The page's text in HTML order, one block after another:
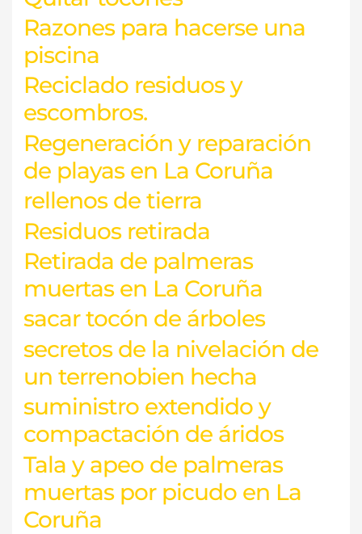
Razones para hacerse una
piscina
Reciclado residuos y
escombros.
Regeneración y reparación
de playas en La Coruña
rellenos de tierra
Residuos retirada
Retirada de palmeras
muertas en La Coruña
sacar tocón de árboles
secretos de la nivelación de
un terrenobien hecha
suministro extendido y
compactación de áridos
Tala y apeo de palmeras
muertas por picudo en La
Coruña